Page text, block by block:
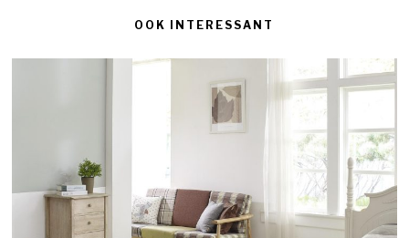
OOK INTERESSANT